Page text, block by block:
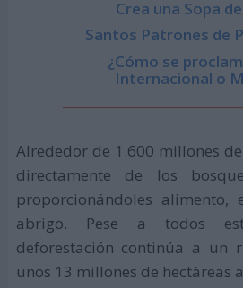
Crea una Sopa
Santos Patrones de
¿Cómo se
Internacional o
Alrededor de 1.600 millones
directamente de los
proporcionándoles alimento,
abrigo. Pese a todos
deforestación continúa a un
unos 13 millones de hectáreas